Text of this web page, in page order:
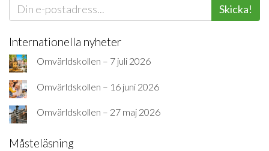
Skicka!
Internationella nyheter
Omvärldskollen – 7 juli 2026
Omvärldskollen – 16 juni 2026
Omvärldskollen – 27 maj 2026
Måsteläsning